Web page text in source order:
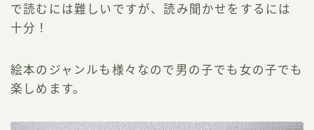
で読むには難しいですが、読み聞かせをするには
十分！
絵本のジャンルも様々なので男の子でも女の子でも
楽しめます。